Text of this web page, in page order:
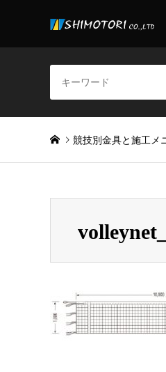
競技別金具と施工メ